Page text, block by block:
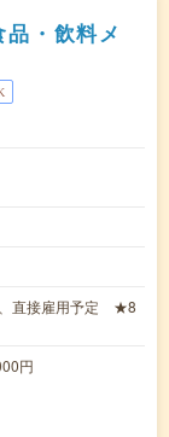
・飲料メ
、直接雇用予定 ★8
円